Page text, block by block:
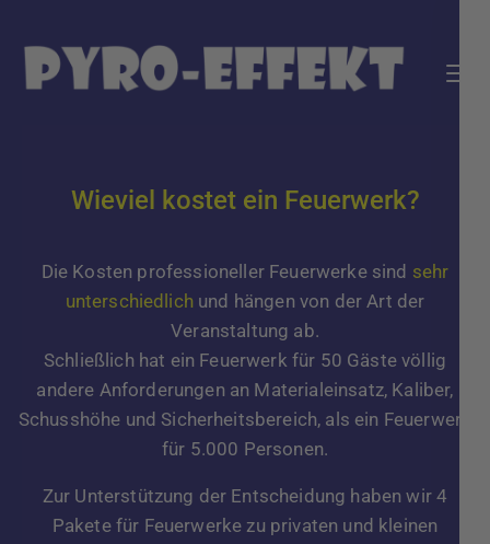
Wieviel kostet ein Feuerwerk?
Die Kosten professioneller Feuerwerke sind sehr
unterschiedlich und hängen von der Art der
Veranstaltung ab.
Schließlich hat ein Feuerwerk für 50 Gäste völlig
andere Anforderungen an Materialeinsatz, Kaliber,
Schusshöhe und Sicherheitsbereich, als ein Feuerwerk
für 5.000 Personen.
Zur Unterstützung der Entscheidung haben wir 4
Pakete für Feuerwerke zu privaten und kleinen